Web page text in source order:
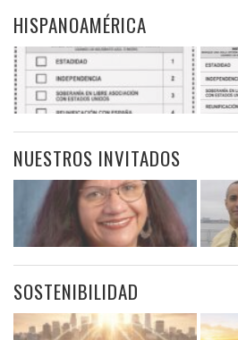
HISPANOAMÉRICA
NUESTROS INVITADOS
SOSTENIBILIDAD